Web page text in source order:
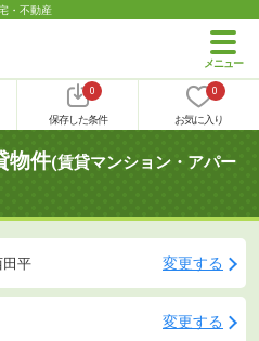
・不動産
0
保存した条件
0
お気に入り
物件(賃貸マンション・アパー
田平 変更する
変更する